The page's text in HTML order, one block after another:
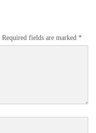
Required fields are marked *